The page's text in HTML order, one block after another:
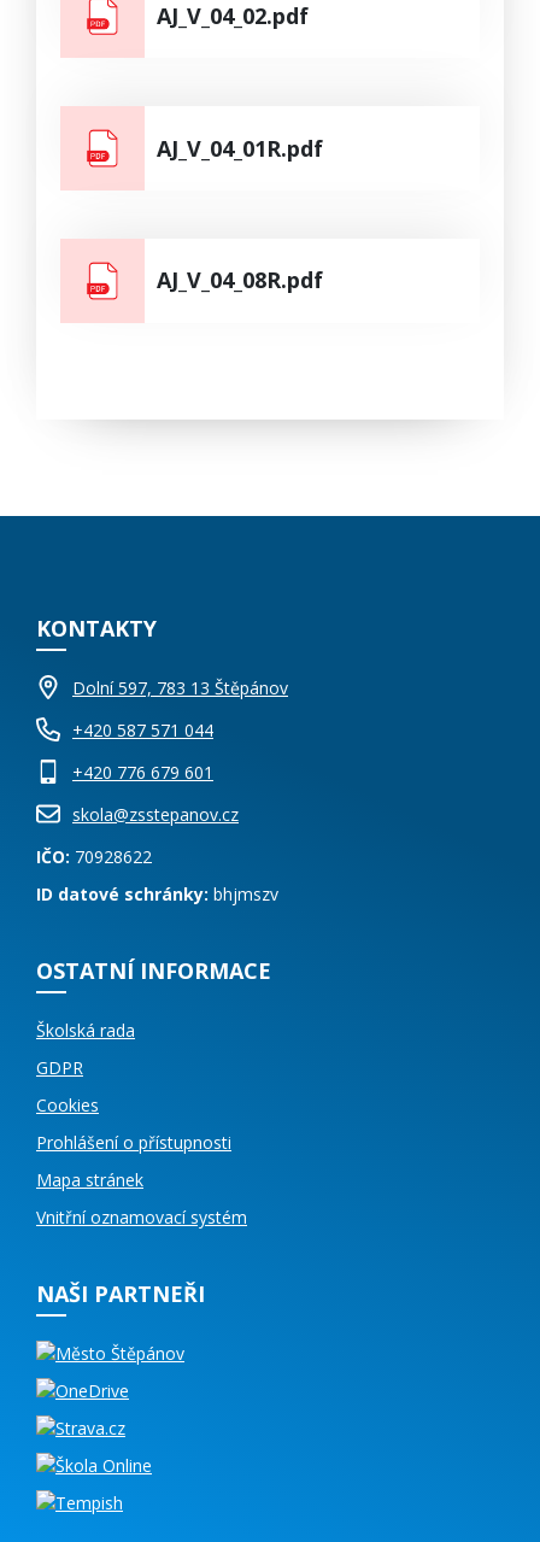
AJ_V_04_02.pdf
AJ_V_04_01R.pdf
AJ_V_04_08R.pdf
KONTAKTY
Dolní 597, 783 13 Štěpánov
+420 587 571 044
+420 776 679 601
skola@zsstepanov.cz
IČO: 70928622
ID datové schránky: bhjmszv
OSTATNÍ INFORMACE
Školská rada
GDPR
Cookies
Prohlášení o přístupnosti
Mapa stránek
Vnitřní oznamovací systém
NAŠI PARTNEŘI